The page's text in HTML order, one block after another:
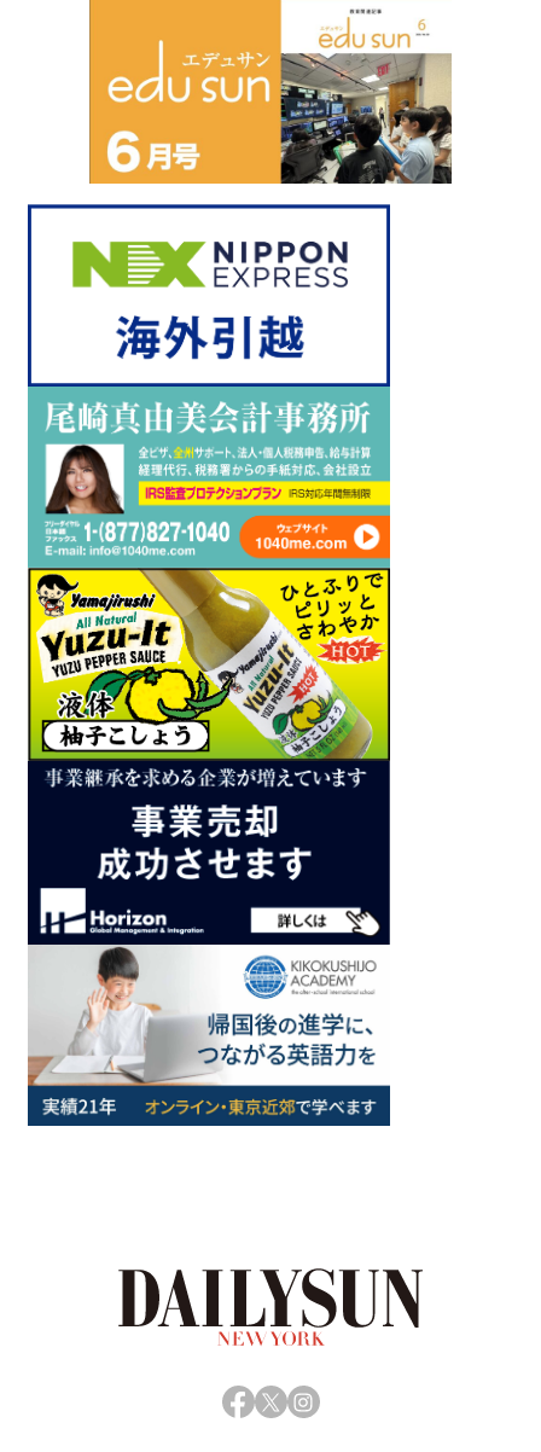
Facebook
X Instagram